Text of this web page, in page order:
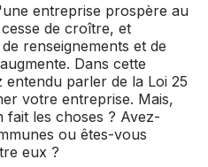
entreprise prospère au
de croître, et
renseignements et de
Dans cette
parler de la Loi 25
votre entreprise. Mais,
fait les choses ? Avez-
ou êtes-vous
eux ?